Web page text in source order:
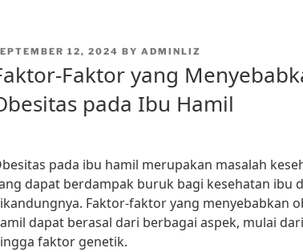
12, 2024 BY ADMINLIZ
Faktor yang
pada Ibu Hamil
pada ibu hamil merupakan masalah
dapat berdampak buruk bagi kesehatan ibu
Faktor-faktor yang menyebabkan
dapat berasal dari berbagai aspek, mulai
faktor genetik.